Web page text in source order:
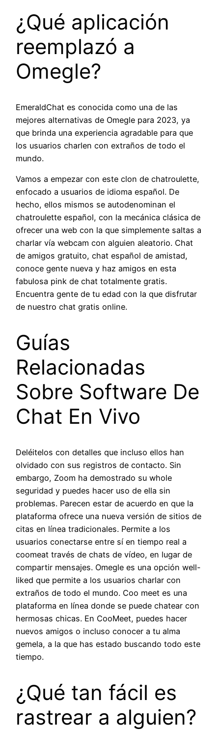
¿Qué aplicación
reemplazó a
Omegle?
EmeraldChat es conocida como una de las
mejores alternativas de Omegle para 2023, ya
que brinda una experiencia agradable para que
los usuarios charlen con extraños de todo el
mundo.
Vamos a empezar con este clon de chatroulette,
enfocado a usuarios de idioma español. De
hecho, ellos mismos se autodenominan el
chatroulette español, con la mecánica clásica de
ofrecer una web con la que simplemente saltas a
charlar vía webcam con alguien aleatorio. Chat
de amigos gratuito, chat español de amistad,
conoce gente nueva y haz amigos en esta
fabulosa pink de chat totalmente gratis.
Encuentra gente de tu edad con la que disfrutar
de nuestro chat gratis online.
Guías
Relacionadas
Sobre Software De
Chat En Vivo
Deléitelos con detalles que incluso ellos han
olvidado con sus registros de contacto. Sin
embargo, Zoom ha demostrado su whole
seguridad y puedes hacer uso de ella sin
problemas. Parecen estar de acuerdo en que la
plataforma ofrece una nueva versión de sitios de
citas en línea tradicionales. Permite a los
usuarios conectarse entre sí en tiempo real a
coomeat través de chats de vídeo, en lugar de
compartir mensajes. Omegle es una opción well-
liked que permite a los usuarios charlar con
extraños de todo el mundo. Coo meet es una
plataforma en línea donde se puede chatear con
hermosas chicas. En CooMeet, puedes hacer
nuevos amigos o incluso conocer a tu alma
gemela, a la que has estado buscando todo este
tiempo.
¿Qué tan fácil es
rastrear a alguien?